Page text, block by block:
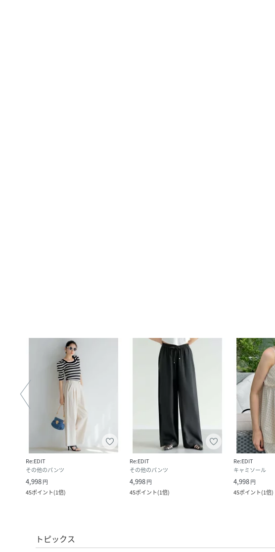
Re:EDIT
その他のパンツ
4,998円
45ポイント(1倍)
Re:EDIT
その他のパンツ
4,998円
45ポイント(1倍)
Re:EDIT
キャミソール
4,998円
45ポイント(1倍)
トピックス